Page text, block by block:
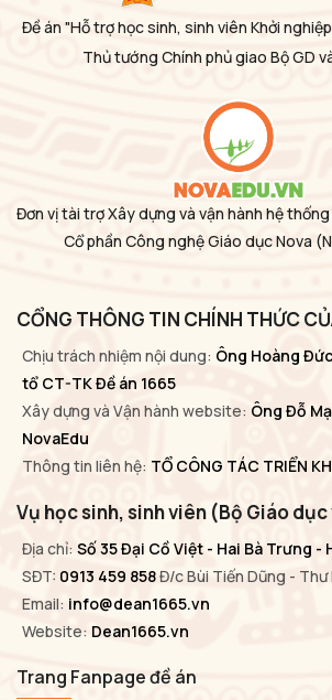
Đề án "Hỗ trợ học sinh, sinh viên Khởi
Thủ tướng Chính phủ giao Bộ GD
Đơn vị tài trợ Xây dựng và vận hành hệ
Cổ phần Công nghệ Giáo dục Nova
CỔNG THÔNG TIN CHÍNH THỨC
Chịu trách nhiệm nội dung: Ông Hoàng
tổ CT-TK Đề án 1665
Xây dựng và Vận hành website: Ông Đỗ
NovaEdu
Thông tin liên hệ: TỔ CÔNG TÁC TRIỂN
Vụ học sinh, sinh viên (Bộ Giáo
Địa chỉ: Số 35 Đại Cồ Việt - Hai Bà Trưng -
SĐT: 0913 459 858Đ/c Bùi Tiến Dũng -
Email: info@dean1665.vn
Website: Dean1665.vn
Trang Fanpage đề án